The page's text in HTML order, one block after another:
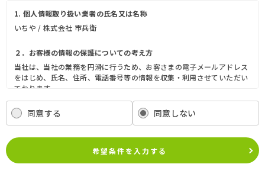
1. 個人情報取り扱い業者の氏名又は名称
いちや / 株式会社 市兵衛
２．お客様の情報の保護についての考え方
当社は、当社の業務を円滑に行うため、お客さまの電子メールアドレス
をはじめ、氏名、住所、電話番号等の情報を収集・利用させていただい
ております。
当社は、これらのお客さまの個人情報（以下「お客さま情報」といいま
す。）の適正な保護を重大な責務と認識し、この責務を果たすために、
次の方針の下でお客さま情報を取り扱います。
(1) お客さま情報に適用される個人情報の保護に関する法律その他の関
係法令を遵守し、適切に取り扱います。また、適宜取扱いの改善に努め
同意する 同意しない
希望条件を入力する